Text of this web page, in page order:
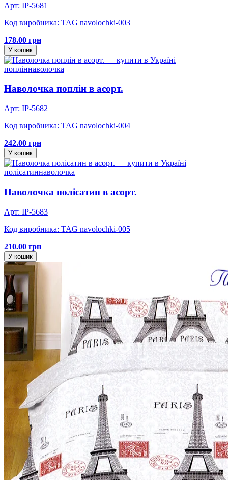
Арт: IP-5681
Код виробника: TAG navolochki-003
178.00 грн
У кошик
попліннаволочка
Наволочка поплін в асорт.
Арт: IP-5682
Код виробника: TAG navolochki-004
242.00 грн
У кошик
полісатиннаволочка
Наволочка полісатин в асорт.
Арт: IP-5683
Код виробника: TAG navolochki-005
210.00 грн
У кошик